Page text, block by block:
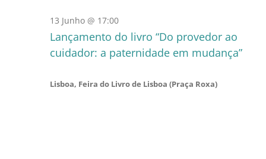
Lançamento do livro “Do provedor ao
cuidador: a paternidade em mudança”
13 Junho @ 17:00
Lisboa, Feira do Livro de Lisboa (Praça Roxa)